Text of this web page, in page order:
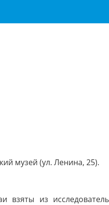
музей (ул. Ленина, 25).
из